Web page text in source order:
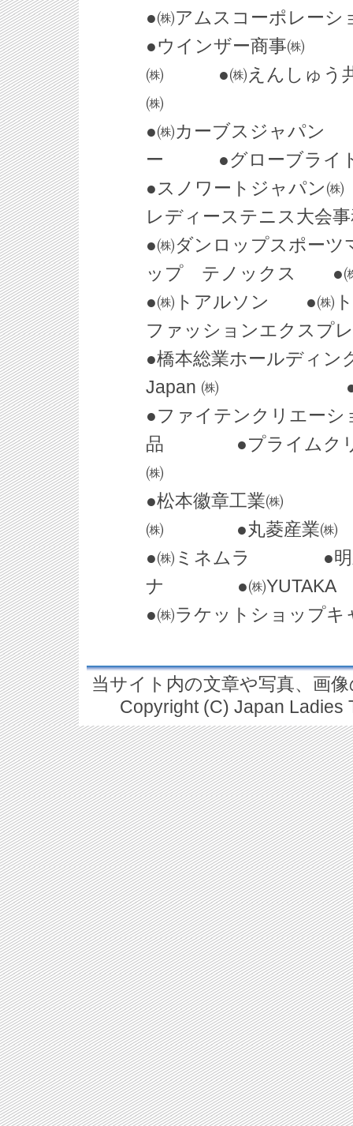
●㈱アムスコーポレ
●ウインザー商事㈱ ●
㈱ ●㈱えんしゅう
㈱
●㈱カーブスジャ
ー ●グローブラ
●スノワートジャ
レディーステニス
●㈱ダンロップスポー
ップ テノックス ●㈱
●㈱トアルソン ●㈱
ファッションエクス
●橋本総業ホール
Japan ㈱
●ファイテンクリエ
品 ●プライムク
㈱
●松本徽章工業㈱ ●
㈱ ●丸菱産業㈱
●㈱ミネムラ ●明
ナ ●㈱YUTAKA
●㈱ラケットショッ
当サイト内の文章や写真、画
Copyright (C) Japan Ladies